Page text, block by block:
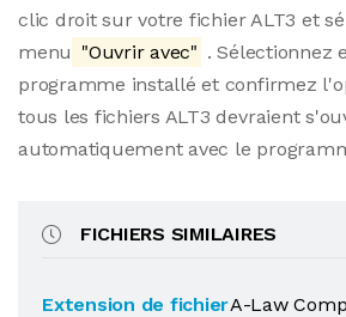
clic droit sur votre fichier ALT3 et
menu "Ouvrir avec" . Sélectionnez
programme installé et confirmez
tous les fichiers ALT3 devraient
automatiquement avec le
FICHIERS SIMILAIRES
Extension de fichierA-Law